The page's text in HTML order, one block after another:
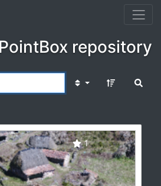
repository
1